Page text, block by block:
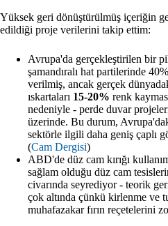
Yüksek geri dönüştürülmüş içeriğin
edildiği proje verilerini takip ettim:
Avrupa'da gerçekleştirilen bir
şamandıralı hat partilerinde
verilmiş, ancak gerçek
ıskartaları 15-20% renk
nedeniyle - perde duvar
üzerinde. Bu durum,
sektörle ilgili daha geniş çaplı
(Cam Dergisi)
ABD'de düz cam kırığı
sağlam olduğu düz cam
civarında seyrediyor - teorik
çok altında çünkü kirlenme ve
muhafazakar fırın reçetelerini